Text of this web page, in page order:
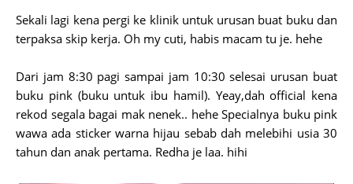
Sekali lagi kena pergi ke klinik untuk urusan buat buku dan
terpaksa skip kerja. Oh my cuti, habis macam tu je. hehe
Dari jam 8:30 pagi sampai jam 10:30 selesai urusan buat
buku pink (buku untuk ibu hamil). Yeay,dah official kena
rekod segala bagai mak nenek.. hehe Specialnya buku pink
wawa ada sticker warna hijau sebab dah melebihi usia 30
tahun dan anak pertama. Redha je laa. hihi